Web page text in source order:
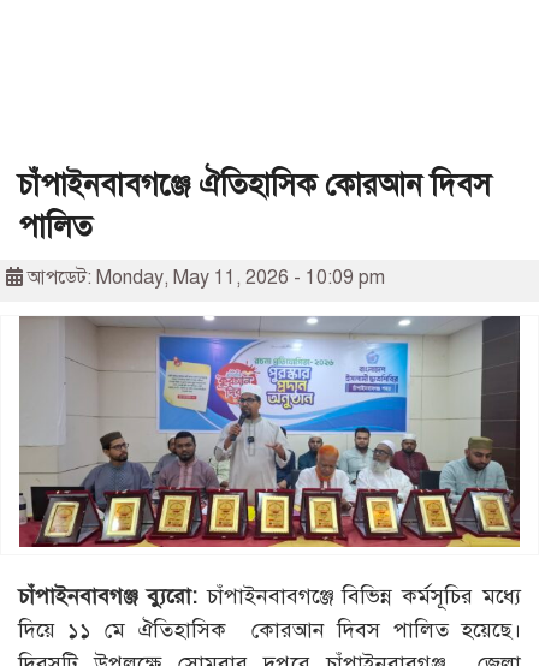
চাঁপাইনবাবগঞ্জে ঐতিহাসিক কোরআন দিবস
পালিত
আপডেট: Monday, May 11, 2026 - 10:09 pm
চাঁপাইনবাবগঞ্জ ব্যুরো:চাঁপাইনবাবগঞ্জে বিভিন্ন কর্মসূচির মধ্যে
দিয়ে ১১ মে ঐতিহাসিক কোরআন দিবস পালিত হয়েছে।